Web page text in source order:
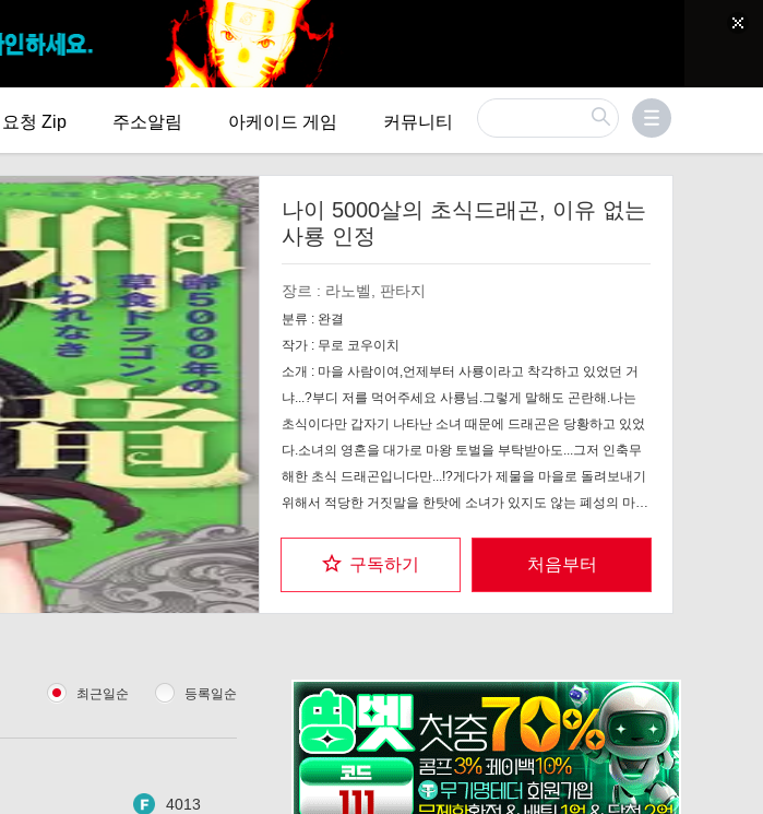
요청 Zip 주소알림 아케이드 게임 커뮤니티
나이 5000살의 초식드래곤, 이유 없는
사룡 인정
구독하기 처음부터
장르 : 라노벨, 판타지
분류 : 완결
작가 : 무로 코우이치
소개 : 마을 사람이여,언제부터 사룡이라고 착각하고 있었던 거
냐...?부디 저를 먹어주세요 사룡님.그렇게 말해도 곤란해.나는
초식이다만 갑자기 나타난 소녀 때문에 드래곤은 당황하고 있었
다.소녀의 영혼을 대가로 마왕 토벌을 부탁받아도...그저 인축무
해한 초식 드래곤입니다만...!?게다가 제물을 마을로 돌려보내기
위해서 적당한 거짓말을 한탓에 소녀가 있지도 않는 폐성의 마력
최근일순 등록일순
4013